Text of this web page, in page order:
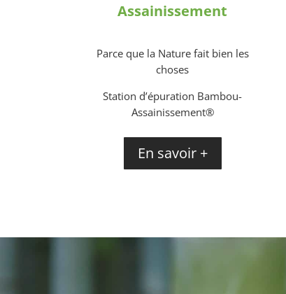
Assainissement
Parce que la Nature fait bien les
choses
Station d’épuration Bambou-
Assainissement®
En savoir +